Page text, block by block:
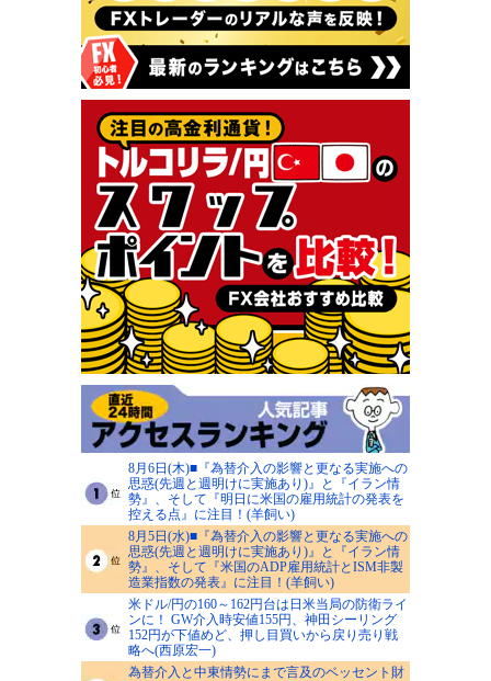
8月6日(木)■『為替介入の影響と更なる実施への
思惑(先週と週明けに実施あり)』と『イラン情
勢』、そして『明日に米国の雇用統計の発表を
控える点』に注目！(羊飼い)
8月5日(水)■『為替介入の影響と更なる実施への
思惑(先週と週明けに実施あり)』と『イラン情
勢』、そして『米国のADP雇用統計とISM非製
造業指数の発表』に注目！(羊飼い)
米ドル/円の160～162円台は日米当局の防衛ライ
ンに！ GW介入時安値155円、神田シーリング
152円が下値めど、押し目買いから戻り売り戦
略へ(西原宏一)
為替介入と中東情勢にまで言及のベッセント財